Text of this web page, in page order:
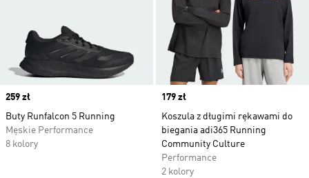
Price
259 zł
Buty Runfalcon 5 Running
Męskie Performance
8 kolory
Price
179 zł
Koszula z długimi rękawami do
biegania adi365 Running
Community Culture
Performance
2 kolory